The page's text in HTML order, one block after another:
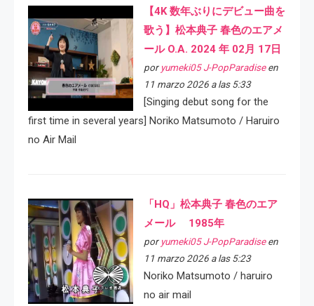
【4K 数年ぶりにデビュー曲を
歌う】松本典子 春色のエアメ
ール O.A. 2024 年 02月 17日
por yumeki05 J-PopParadiseen
11 marzo 2026 a las 5:33
[Singing debut song for the
first time in several years] Noriko Matsumoto / Haruiro
no Air Mail
「HQ」松本典子 春色のエア
メール 1985年
por yumeki05 J-PopParadiseen
11 marzo 2026 a las 5:23
Noriko Matsumoto / haruiro
no air mail